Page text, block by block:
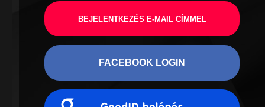
BEJELENTKEZÉS E-MAIL CÍMMEL
FACEBOOK LOGIN